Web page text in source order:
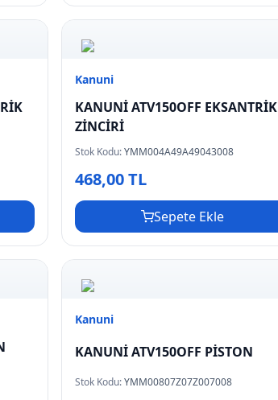
Kanuni
KANUNİ ATV150OFF EKSANTRİK
ZİNCİRİ
Stok Kodu:YMM004A49A49043008
468,00 TL
Sepete Ekle
Kanuni
KANUNİ ATV150OFF PİSTON
Stok Kodu:YMM00807Z07Z007008